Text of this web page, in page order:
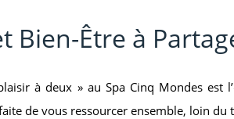
Bien-Être à
à deux » au Spa Cinq Mondes est
de vous ressourcer ensemble, loin